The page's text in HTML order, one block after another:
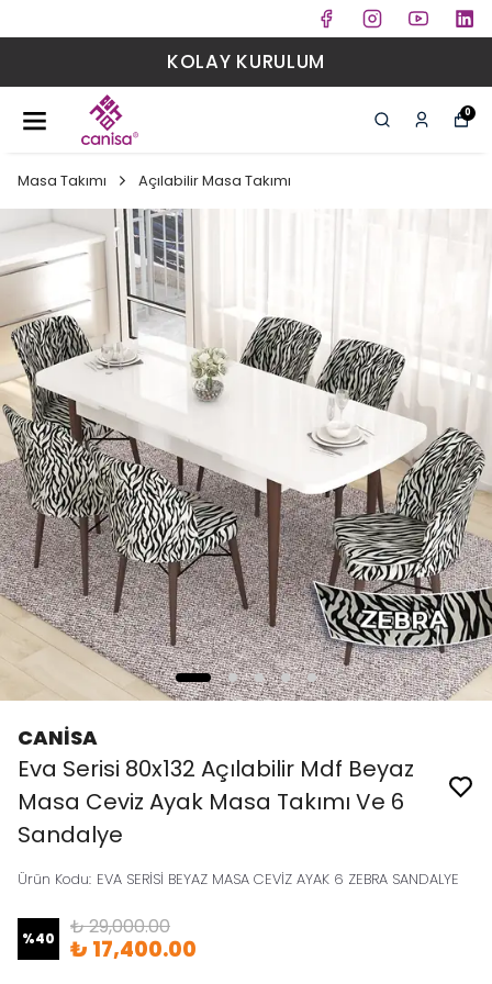
KOLAY KURULUM
0
Masa Takımı Açılabilir Masa Takımı
CANİSA
Eva Serisi 80x132 Açılabilir Mdf Beyaz
Masa Ceviz Ayak Masa Takımı Ve 6
Sandalye
Ürün Kodu: EVA SERİSİ BEYAZ MASA CEVİZ AYAK 6 ZEBRA SANDALYE
%40 ₺ 29,000.00
₺ 17,400.00